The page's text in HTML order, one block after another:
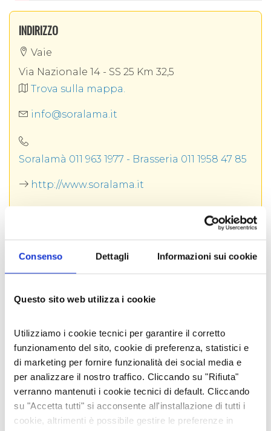
Consenso Dettagli Informazioni sui cookie
Questo sito web utilizza i cookie
Utilizziamo i cookie tecnici per garantire il corretto
funzionamento del sito, cookie di preferenza, statistici e
di marketing per fornire funzionalità dei social media e
per analizzare il nostro traffico. Cliccando su "Rifiuta"
verranno mantenuti i cookie tecnici di default. Cliccando
su "Accetta tutti" si acconsente all'installazione di tutti i
cookie, altrimenti è possibile gestire le preferenze in
l’assorbimento di aumenti improvvisi di vendita,
la personalizzazione a marchio del Cliente, la
qualità e l'uniformità del prodotto nel tempo.
gusti. Gli amanti delle ambrate possono scegliere
traWOW, a bassa fermentazione ispirata alle
fermentazione in cui predominano le sensazioni
Chi predilige le bionde potrà optare per una
,blond Ale multicereale di colore ramato in cui si
avvertono i sentori dei cereali (orzo, frumento,
avena, segale e farro) ma anche il luppolo
speziato e l'agrumato dell'arancia. Chiara, a bassa
agrumato e di frutti tropicali su un sottofondo di
crosta di pane, prodotta ogni anno in tirature
INDIRIZZO
Vaie
Via Nazionale 14 - SS 25 Km 32,5
Trova sulla mappa.
info@soralama.it
Soralamà 011 963 1977 - Brasseria 011 1958 47 85
http://www.soralama.it